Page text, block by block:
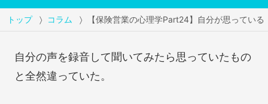
トップ コラム 【保険営業の心理学Part24】自分が思ってい
自分の声を録音して聞いてみたら思っていたもの
と全然違っていた。